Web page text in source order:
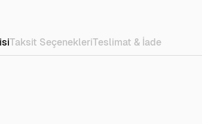
Taksit SeçenekleriTeslimat & İade